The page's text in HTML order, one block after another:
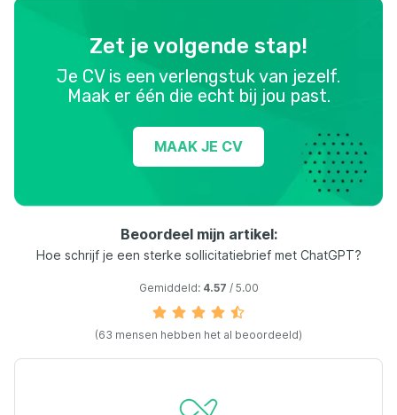
Zet je volgende stap!
Je CV is een verlengstuk van jezelf.
Maak er één die echt bij jou past.
MAAK JE CV
Beoordeel mijn artikel:
Hoe schrijf je een sterke sollicitatiebrief met ChatGPT?
Gemiddeld: 4.57 / 5.00
(63 mensen hebben het al beoordeeld)